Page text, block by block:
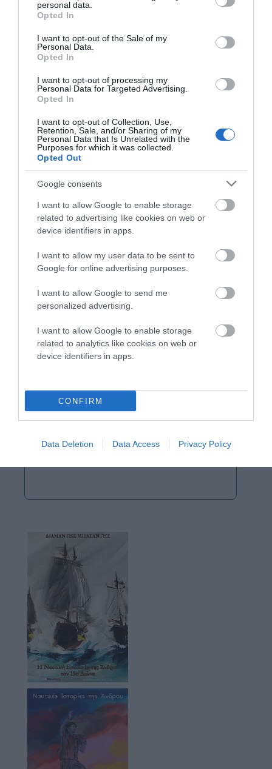
grant or deny consent to Google and its third-party tags to
use your data for below specified purposes in below Google
consent section.
personal data.
Opted In
I want to opt-out of the Sale of my
Personal Data.
Opted In
I want to opt-out of processing my
Personal Data for Targeted Advertising.
Opted In
I want to opt-out of Collection, Use,
Retention, Sale, and/or Sharing of my
Personal Data that Is Unrelated with the
Purposes for which it was collected.
Opted Out
Google consents
I want to allow Google to enable storage
related to advertising like cookies on web or
device identifiers in apps.
I want to allow my user data to be sent to
Google for online advertising purposes.
I want to allow Google to send me
personalized advertising.
I want to allow Google to enable storage
related to analytics like cookies on web or
device identifiers in apps.
CONFIRM
Data Deletion Data Access Privacy Policy
Αποθήκευσε το όνομά μου, email, και τον ιστότοπο μου σε